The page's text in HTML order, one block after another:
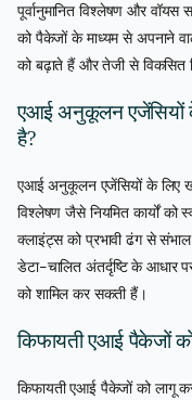
पूर्वानुमानित विश्लेषण और
को पैकेजों के माध्यम से अपनाने
को बढ़ाते हैं और तेजी से विकसित
एआई अनुकूलन एजेंसियों
है?
एआई अनुकूलन एजेंसियों के लिए
विश्लेषण जैसे नियमित कार्यों
क्लाइंट्स को प्रभावी ढंग से
डेटा-चालित अंतर्दृष्टि के आधार
को शामिल कर सकती हैं।
किफायती एआई पैकेजों को
किफायती एआई पैकेजों को लागू